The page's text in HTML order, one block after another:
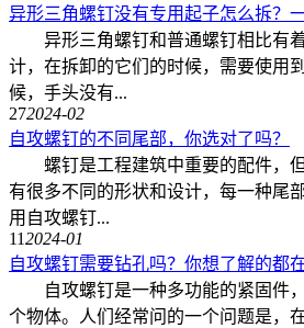
异形三角螺钉没有专用起子怎么拆？
异形三角螺钉和普通螺钉相比有
计，在拆卸的它们的时候，需要使用
候，手头没有...
272024-02
自攻螺钉的不同尾部，你选对了吗？
螺钉是工程建筑中重要的配件，但
有很多不同的形状和设计，每一种尾
用自攻螺钉...
112024-01
自攻螺钉需要钻孔吗？你想了解的都在
自攻螺钉是一种多功能的紧固件，
个物体。人们经常问的一个问题是，